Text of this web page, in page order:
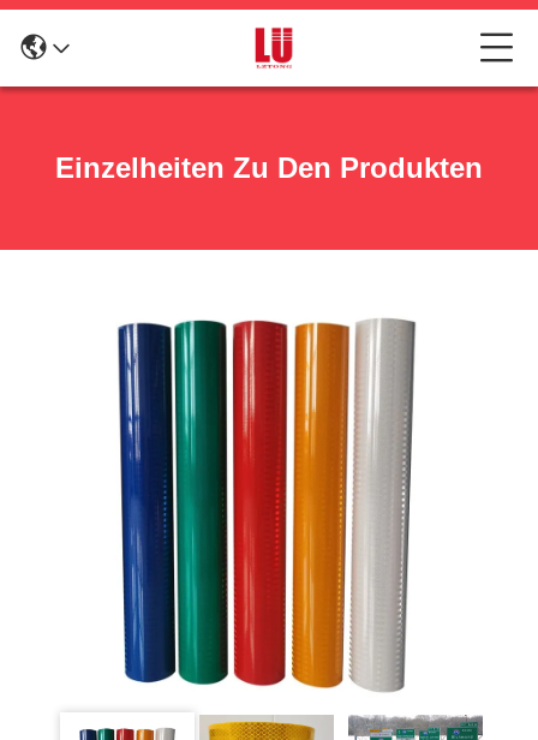
Einzelheiten Zu Den Produkten